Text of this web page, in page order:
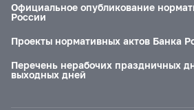
Официальное опубликование
России
Проекты нормативных актов Банка
Перечень нерабочих праздничных
выходных дней